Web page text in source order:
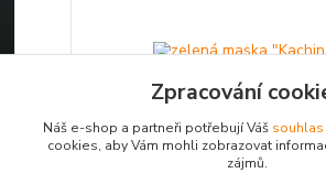
Zpracování
Náš e-shop a partneři potřebují Váš souhlas
cookies, aby Vám mohli zobrazovat
zájmů.